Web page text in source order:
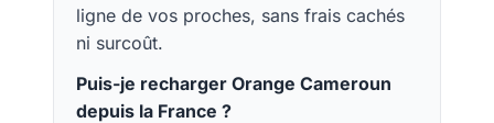
ligne de vos proches, sans frais cachés
ni surcoût.
Puis-je recharger Orange Cameroun
depuis la France ?